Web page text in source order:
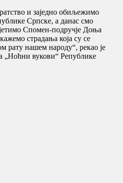
и заједно обиљежимо
Српске, а данас смо
Спомен-подручје Доња
страдања која су се
рату нашем народу“, рекао је
„Ноћни вукови“ Републике